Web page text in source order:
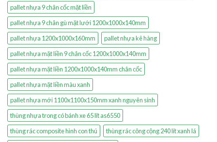
pallet nhựa 9 chân cốc mặt liền
pallet nhựa 9 chân gù mặt lưới 1200x1000x140mm
pallet nhựa 1200x1000x160mm
pallet nhựa kê hàng
pallet nhựa mặt liền 9 chân cốc 1200x1000x140mm
pallet nhựa mặt liền 1200x1000x140mm chân cốc
pallet nhựa mặt liền màu xanh
pallet nhựa mới 1100x1100x150mm xanh nguyên sinh
thùng nhựa trong có bánh xe 65 lít as6550
thùng rác composite hình con thú
thùng rác công cộng 240 lít xanh lá